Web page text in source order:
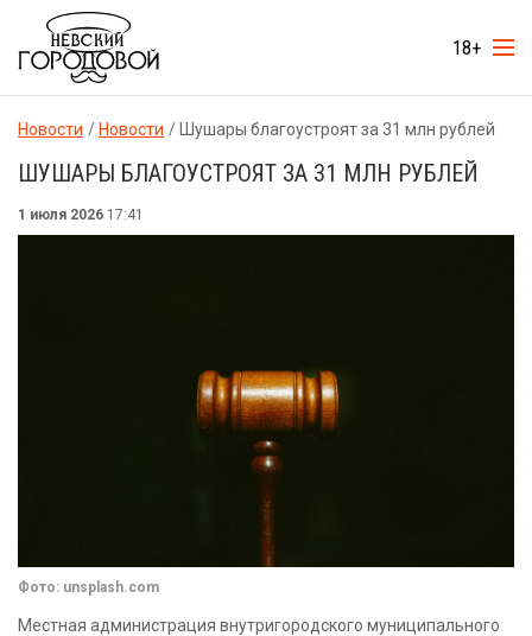
18+
Новости Новости Шушары благоустроят за 31 млн рублей
ШУШАРЫ БЛАГОУСТРОЯТ ЗА 31 МЛН РУБЛЕЙ
1 июля 2026 17:41
Фото: unsplash.com
Местная администрация внутригородского муниципального